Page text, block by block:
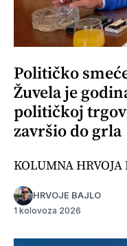
Političko
Žuvela je
političkoj
završio do grla
KOLUMNA HRVOJA
HRVOJE BAJLO
1 kolovoza 2026